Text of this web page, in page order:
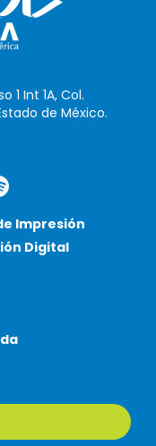
1 Int 1A, Col.
de México.
Impresión
Digital